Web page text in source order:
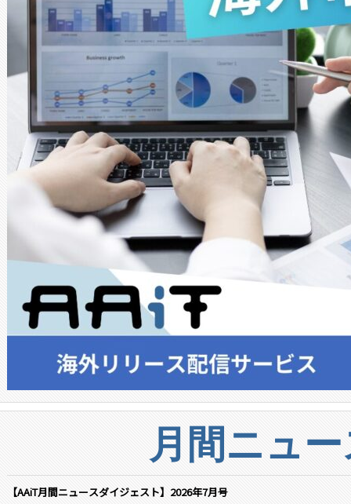
月間ニュ
【AAiT月間ニュースダイジェスト】2026年7月号